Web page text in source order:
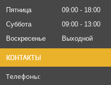
Пятница
09:00
18:00
Суббота
09:00
13:00
Воскресенье
Выходной
КОНТАКТЫ